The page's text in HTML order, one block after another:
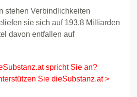
stehen Verbindlichkeiten
sie sich auf 193,8 Milliarden
davon entfallen auf
spricht Sie an?
Sie dieSubstanz.at >